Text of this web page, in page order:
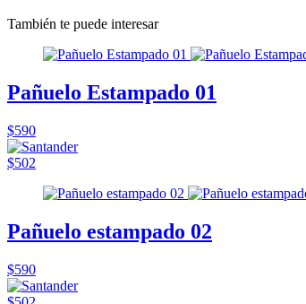
También te puede interesar
Pañuelo Estampado 01
$590
$502
Pañuelo estampado 02
$590